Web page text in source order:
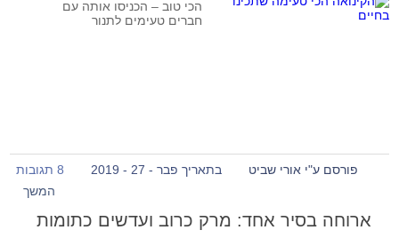
הכי טוב – הכניסו אותה עם
חברים טעימים לתנור
פורסם ע"י אורי שביט בתאריך פבר - 27 - 2019
8 תגובות
המשך
ארוחה בסיר אחד: מרק כרוב ועדשים כתומות